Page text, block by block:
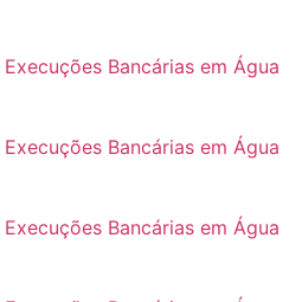
Bancárias em Água
Bancárias em Água
Bancárias em Água